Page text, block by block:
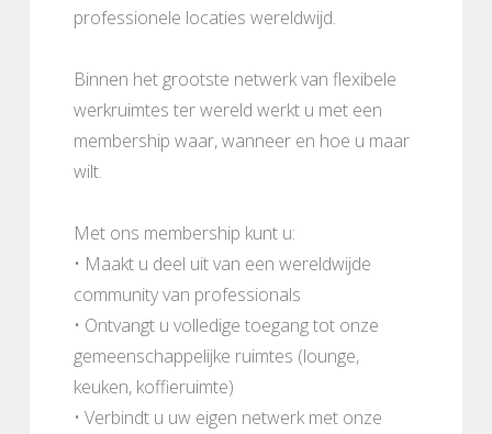
professionele locaties wereldwijd.
Binnen het grootste netwerk van flexibele
werkruimtes ter wereld werkt u met een
membership waar, wanneer en hoe u maar
wilt.
Met ons membership kunt u:
• Maakt u deel uit van een wereldwijde
community van professionals
• Ontvangt u volledige toegang tot onze
gemeenschappelijke ruimtes (lounge,
keuken, koffieruimte)
• Verbindt u uw eigen netwerk met onze